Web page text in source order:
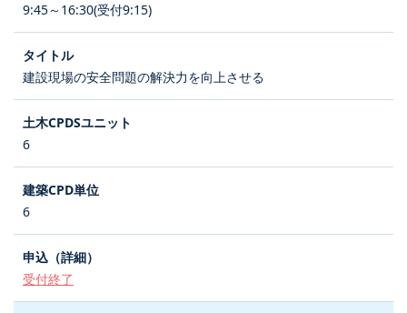
9:45～16:30(受付9:15)
建設現場の安全問題の解決力を向上させる
6
6
受付終了